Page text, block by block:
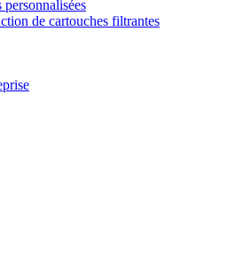
de cartouches filtrantes